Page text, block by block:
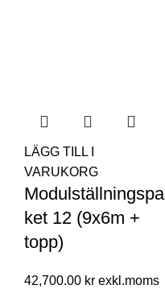
LÄGG TILL I
VARUKORG
Modulställningspa
ket 12 (9x6m +
topp)
42,700.00 kr